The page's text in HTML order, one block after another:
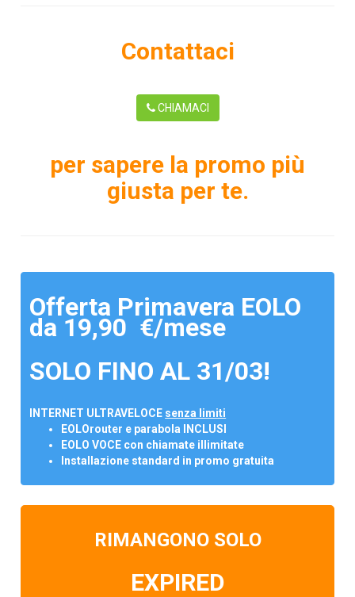
Contattaci
CHIAMACI
per sapere la promo più
giusta per te.
Offerta Primavera EOLO
da 19,90 €/mese
SOLO FINO AL 31/03!
INTERNET ULTRAVELOCE senza limiti
EOLOrouter e parabola INCLUSI
EOLO VOCE con chiamate illimitate
Installazione standard in promo gratuita
RIMANGONO SOLO
EXPIRED